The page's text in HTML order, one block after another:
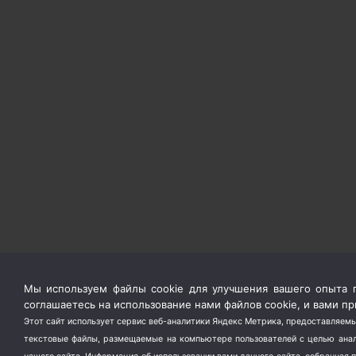
Мы используем файлы cookie для улучшения вашего опыта
соглашаетесь на использование нами файлов cookie, и вами
Этот сайт использует сервис веб-аналитики Яндекс Метрика,
текстовые файлы, размещаемые на компьютере пользователей с целью